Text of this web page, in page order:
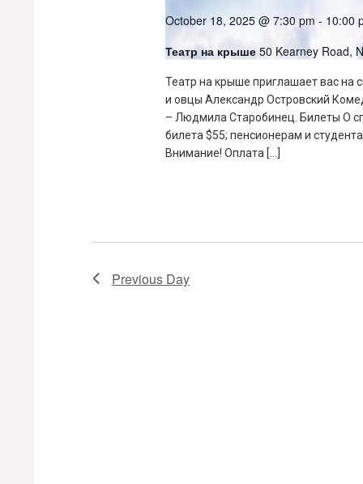
October 18, 2025 @ 7:30 pm - 10:00
Театр на крыше 50 Kearney Road,
Театр на крыше приглашает вас на
и овцы Александр Островский
– Людмила Старобинец. Билеты О
билета $55; пенсионерам и
Внимание! Оплата […]
Previous Day